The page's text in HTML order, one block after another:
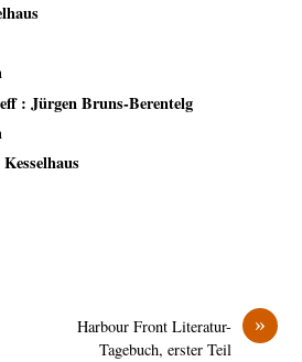
: Jürgen Bruns-Berentelg
»
Harbour Front Literatur-
Tagebuch, erster Teil